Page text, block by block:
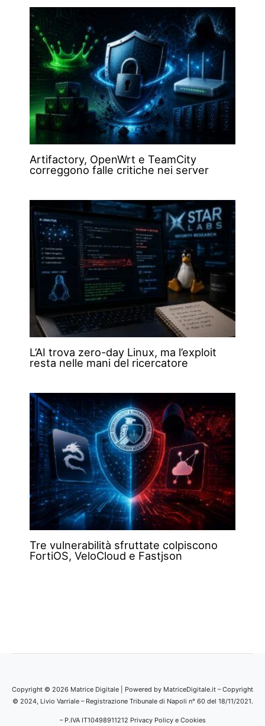
Artifactory, OpenWrt e TeamCity
correggono falle critiche nei server
L’AI trova zero-day Linux, ma l’exploit
resta nelle mani del ricercatore
Tre vulnerabilità sfruttate colpiscono
FortiOS, VeloCloud e Fastjson
Copyright © 2026 Matrice Digitale | Powered by MatriceDigitale.it – Copyright
© 2024, Livio Varriale – Registrazione Tribunale di Napoli n° 60 del 18/11/2021.
– P.IVA IT10498911212 Privacy Policy e Cookies